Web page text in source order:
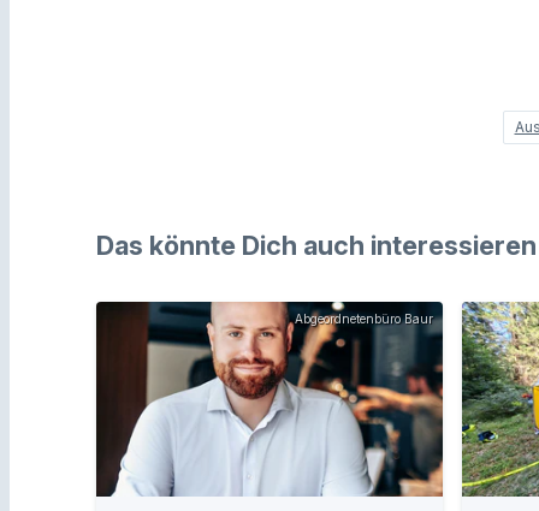
Das könnte Dich auch interessieren
Abgeordnetenbüro Baur